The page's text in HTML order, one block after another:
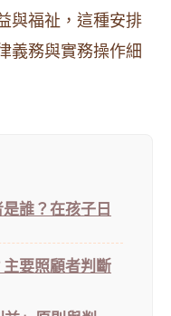
與福祉，這種安排
義務與實務操作細
誰？在孩子日
要照顧者判斷